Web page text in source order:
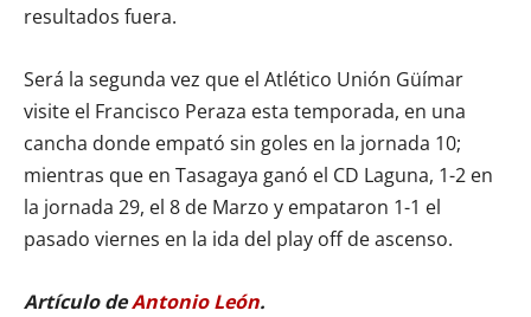
resultados fuera.
Será la segunda vez que el Atlético Unión Güímar
visite el Francisco Peraza esta temporada, en una
cancha donde empató sin goles en la jornada 10;
mientras que en Tasagaya ganó el CD Laguna, 1-2 en
la jornada 29, el 8 de Marzo y empataron 1-1 el
pasado viernes en la ida del play off de ascenso.
Artículo deAntonio León.